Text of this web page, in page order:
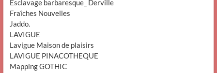
Esclavage barbaresque_ Derville
Fraîches Nouvelles
Jaddo.
LAVIGUE
Lavigue Maison de plaisirs
LAVIGUE PINACOTHEQUE
Mapping GOTHIC